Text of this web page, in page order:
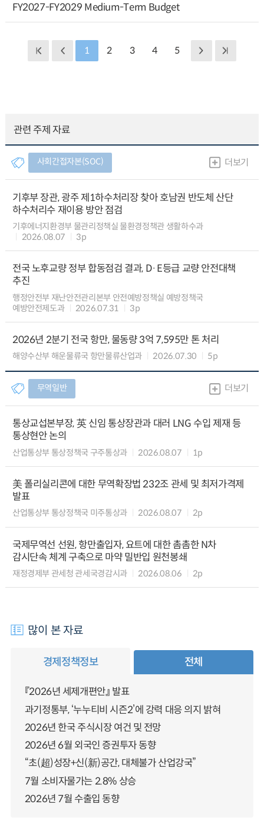
FY2027-FY2029 Medium-Term Budget
1 2 3 4 5
관련 주제 자료
사회간접자본(SOC) 더보기
기후부 장관, 광주 제1하수처리장 찾아 호남권 반도체 산단
하수처리수 재이용 방안 점검
기후에너지환경부 물관리정책실 물환경정책관 생활하수과
2026.08.07
3p
전국 노후교량 정부 합동점검 결과, D·E등급 교량 안전대책
추진
행정안전부 재난안전관리본부 안전예방정책실 예방정책국
예방안전제도과
2026.07.31 3p
2026년 2분기 전국 항만, 물동량 3억 7,595만 톤 처리
해양수산부 해운물류국 항만물류산업과 2026.07.30 5p
무역일반 더보기
통상교섭본부장, 英 신임 통상장관과 대러 LNG 수입 제재 등
통상현안 논의
산업통상부 통상정책국 구주통상과 2026.08.07 1p
美 폴리실리콘에 대한 무역확장법 232조 관세 및 최저가격제
발표
산업통상부 통상정책국 미주통상과 2026.08.07 2p
국제무역선 선원, 항만출입자, 요트에 대한 촘촘한 N차
감시단속 체계 구축으로 마약 밀반입 원천봉쇄
재정경제부 관세청 관세국경감시과 2026.08.06 2p
많이 본 자료
경제정책정보 전체
『2026년 세제개편안』 발표
과기정통부, ‘누누티비 시즌2’에 강력 대응 의지 밝혀
2026년 한국 주식시장 여건 및 전망
2026년 6월 외국인 증권투자 동향
“초(超)성장+신(新)공간, 대체불가 산업강국”
7월 소비자물가는 2.8% 상승
2026년 7월 수출입 동향